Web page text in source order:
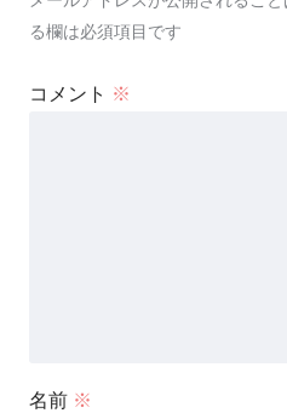
る欄は必須項目です
コメント ※
名前 ※